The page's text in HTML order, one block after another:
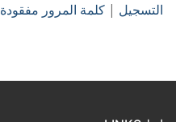
التسجيل | كلمة المرور مفقودة